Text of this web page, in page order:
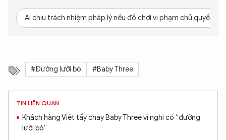
Ai chịu trách nhiệm pháp lý nếu đồ chơi vi phạm chủ quyền?
#Đường lưỡi bò #Baby Three
TIN LIÊN QUAN
Khách hàng Việt tẩy chay Baby Three vì nghi có “đường
lưỡi bò”